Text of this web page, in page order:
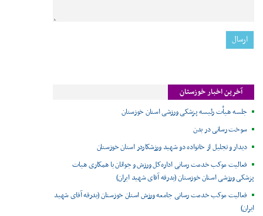
آخرین اخبار خوزستان
جلسه هیأت رئیسه پزشکی ورزشی استان خوزستان
سوخت رسانی در بدن
دیدار و تجلیل از خانواده دو شهید ورزشکاردر استان خوزستان
فعالیت موکب خدمت رسانی اداره‌کل ورزش و جوانان با همکاری هیات
پزشکی ورزشی استان خوزستان (بدرقه آقای شهید ایران)
فعالیت موکب خدمت رسانی جامعه ورزش استان خوزستان (بدرقه آقای شهید
ایران)